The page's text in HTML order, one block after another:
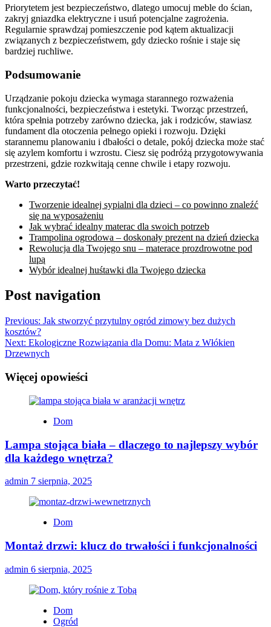
Priorytetem jest bezpieczeństwo, dlatego umocuj meble do ścian,
zakryj gniazdka elektryczne i usuń potencjalne zagrożenia.
Regularnie sprawdzaj pomieszczenie pod kątem aktualizacji
związanych z bezpieczeństwem, gdy dziecko rośnie i staje się
bardziej ruchliwe.
Podsumowanie
Urządzanie pokoju dziecka wymaga starannego rozważenia
funkcjonalności, bezpieczeństwa i estetyki. Tworząc przestrzeń,
która spełnia potrzeby zarówno dziecka, jak i rodziców, stawiasz
fundament dla otoczenia pełnego opieki i rozwoju. Dzięki
starannemu planowaniu i dbałości o detale, pokój dziecka może stać
się azylem komfortu i wzrostu. Ciesz się podróżą przygotowywania
przestrzeni, gdzie rozkwitają cenne chwile i etapy rozwoju.
Warto przeczytać!
Tworzenie idealnej sypialni dla dzieci – co powinno znaleźć
się na wyposażeniu
Jak wybrać idealny materac dla swoich potrzeb
Trampolina ogrodowa – doskonały prezent na dzień dziecka
Rewolucja dla Twojego snu – materace prozdrowotne pod
lupą
Wybór idealnej huśtawki dla Twojego dziecka
Post navigation
Previous: Jak stworzyć przytulny ogród zimowy bez dużych
kosztów?
Next: Ekologiczne Rozwiązania dla Domu: Mata z Włókien
Drzewnych
Więcej opowieści
Dom
Lampa stojąca biała – dlaczego to najlepszy wybór
dla każdego wnętrza?
admin 7 sierpnia, 2025
Dom
Montaż drzwi: klucz do trwałości i funkcjonalności
admin 6 sierpnia, 2025
Dom
Ogród